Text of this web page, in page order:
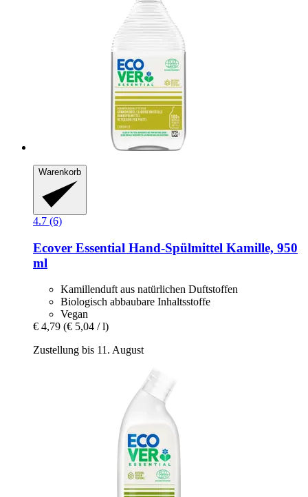
Warenkorb
4.7 (6)
Ecover Essential Hand-​Spülmittel Kamille, 950
ml
Kamillenduft aus natürlichen Duftstoffen
Biologisch abbaubare Inhaltsstoffe
Vegan
€ 4,79 (€ 5,04 / l)
Zustellung bis 11. August